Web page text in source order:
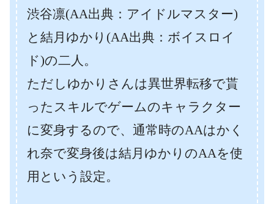
渋谷凛(AA出典：アイドルマスター)
と結月ゆかり(AA出典：ボイスロイ
ド)の二人。
ただしゆかりさんは異世界転移で貰
ったスキルでゲームのキャラクター
に変身するので、通常時のAAはかく
れ奈で変身後は結月ゆかりのAAを使
用という設定。